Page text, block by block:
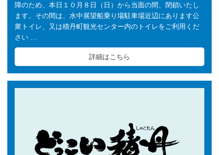
障のため、本日１０月８日（日）から当面の間、閉鎖いたし
ます。その間は、水中展望船乗り場駐車場近辺にあります公
衆トイレ、又は積丹町観光センター内のトイレをご利用くだ
さい …
詳細はこちら